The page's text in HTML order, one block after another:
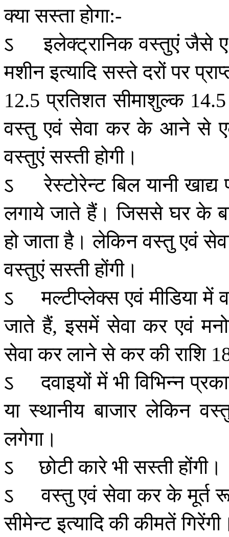
क्यासस्ताहोगा:-
ऽ इलेक्ट्रानिक वस्तुएं जैसे ए
मशीनइत्यादिसस्तेदरोंपर
12.5प्रतिशत सीमाशुल्क
वस्तु एवं सेवा कर के आने से
वस्तुएंसस्तीहोगी।
ऽ
रेस्टोरेन्ट बिल यानी खाद्य
लगाये जाते हैं। जिससे घर के
होजाताहै। लेकिनवस्तुएवं
वस्तुएंसस्तीहोंगी।
ऽ
मल्टीप्लेक्स एवं मीडिया में
जाते हैं,इसमें सेवा कर एवं
सेवाकरलानेसेकरकीराशि
ऽ दवाइयोंमेंभीविभिन्न
या स्थानीय बाजार लेकिन
लगेगा।
ऽ
छोटीकारेभीसस्तीहोंगी।
ऽ
वस्तुएवं सेवाकरकेमूर्त
सीमेन्टइत्यादिकीकीमतें